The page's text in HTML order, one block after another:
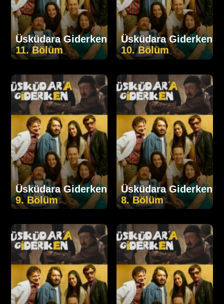
Üsküdara Giderken
11. Bölüm
Üsküdara Giderken
10. Bölüm
Üsküdara Giderken
9. Bölüm
Üsküdara Giderken
8. Bölüm